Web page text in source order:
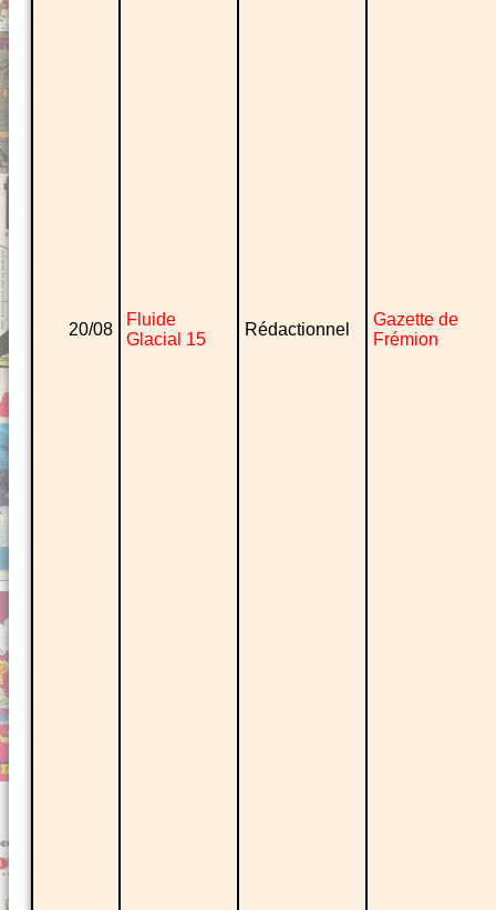
20/08
Fluide
Glacial 15
Rédactionnel
Gazette de
Frémion